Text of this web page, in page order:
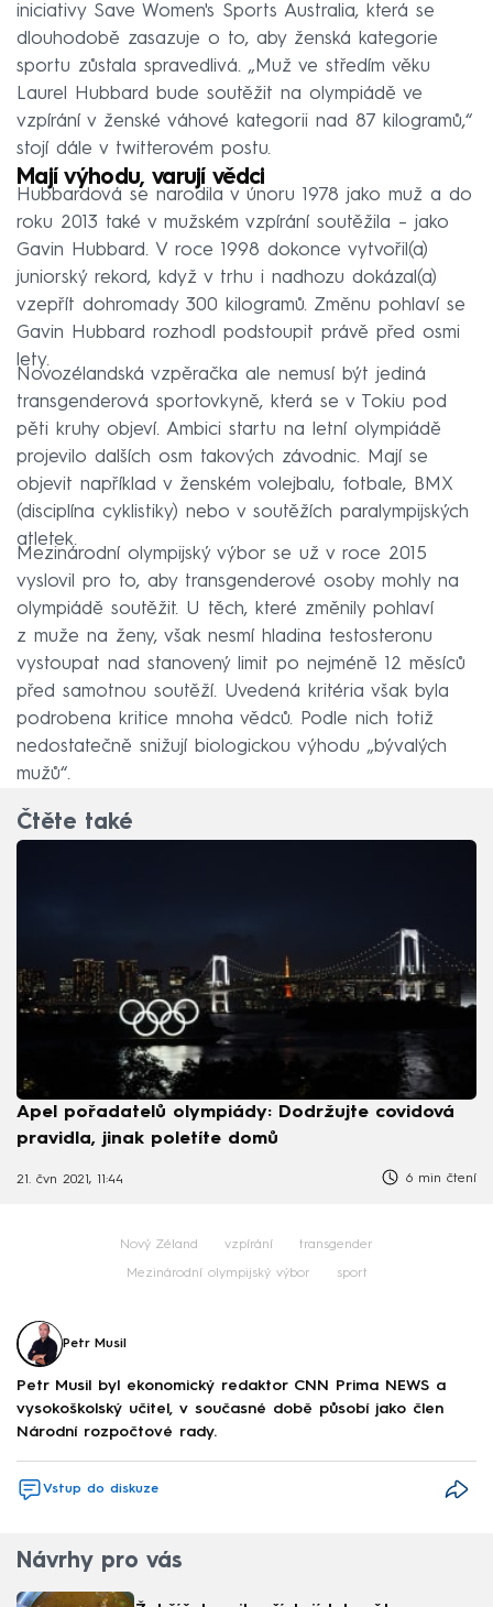
iniciativy Save Women's Sports Australia, která se
dlouhodobě zasazuje o to, aby ženská kategorie
sportu zůstala spravedlivá. „Muž ve středím věku
Laurel Hubbard bude soutěžit na olympiádě ve
vzpírání v ženské váhové kategorii nad 87 kilogramů,“
stojí dále v twitterovém postu.
Mají výhodu, varují vědci
Hubbardová se narodila v únoru 1978 jako muž a do
roku 2013 také v mužském vzpírání soutěžila – jako
Gavin Hubbard. V roce 1998 dokonce vytvořil(a)
juniorský rekord, když v trhu i nadhozu dokázal(a)
vzepřít dohromady 300 kilogramů. Změnu pohlaví se
Gavin Hubbard rozhodl podstoupit právě před osmi
lety.
Novozélandská vzpěračka ale nemusí být jediná
transgenderová sportovkyně, která se v Tokiu pod
pěti kruhy objeví. Ambici startu na letní olympiádě
projevilo dalších osm takových závodnic. Mají se
objevit například v ženském volejbalu, fotbale, BMX
(disciplína cyklistiky) nebo v soutěžích paralympijských
atletek.
Mezinárodní olympijský výbor se už v roce 2015
vyslovil pro to, aby transgenderové osoby mohly na
olympiádě soutěžit. U těch, které změnily pohlaví
z muže na ženy, však nesmí hladina testosteronu
vystoupat nad stanovený limit po nejméně 12 měsíců
před samotnou soutěží. Uvedená kritéria však byla
podrobena kritice mnoha vědců. Podle nich totiž
nedostatečně snižují biologickou výhodu „bývalých
mužů“.
Čtěte také
Apel pořadatelů olympiády: Dodržujte covidová
pravidla, jinak poletíte domů
21. čvn 2021, 11:44 6 min čtení
Nový Zéland vzpírání transgender
Mezinárodní olympijský výbor sport
Petr Musil
Petr Musil byl ekonomický redaktor CNN Prima NEWS a
vysokoškolský učitel, v současné době působí jako člen
Národní rozpočtové rady.
Vstup do diskuze
Návrhy pro vás